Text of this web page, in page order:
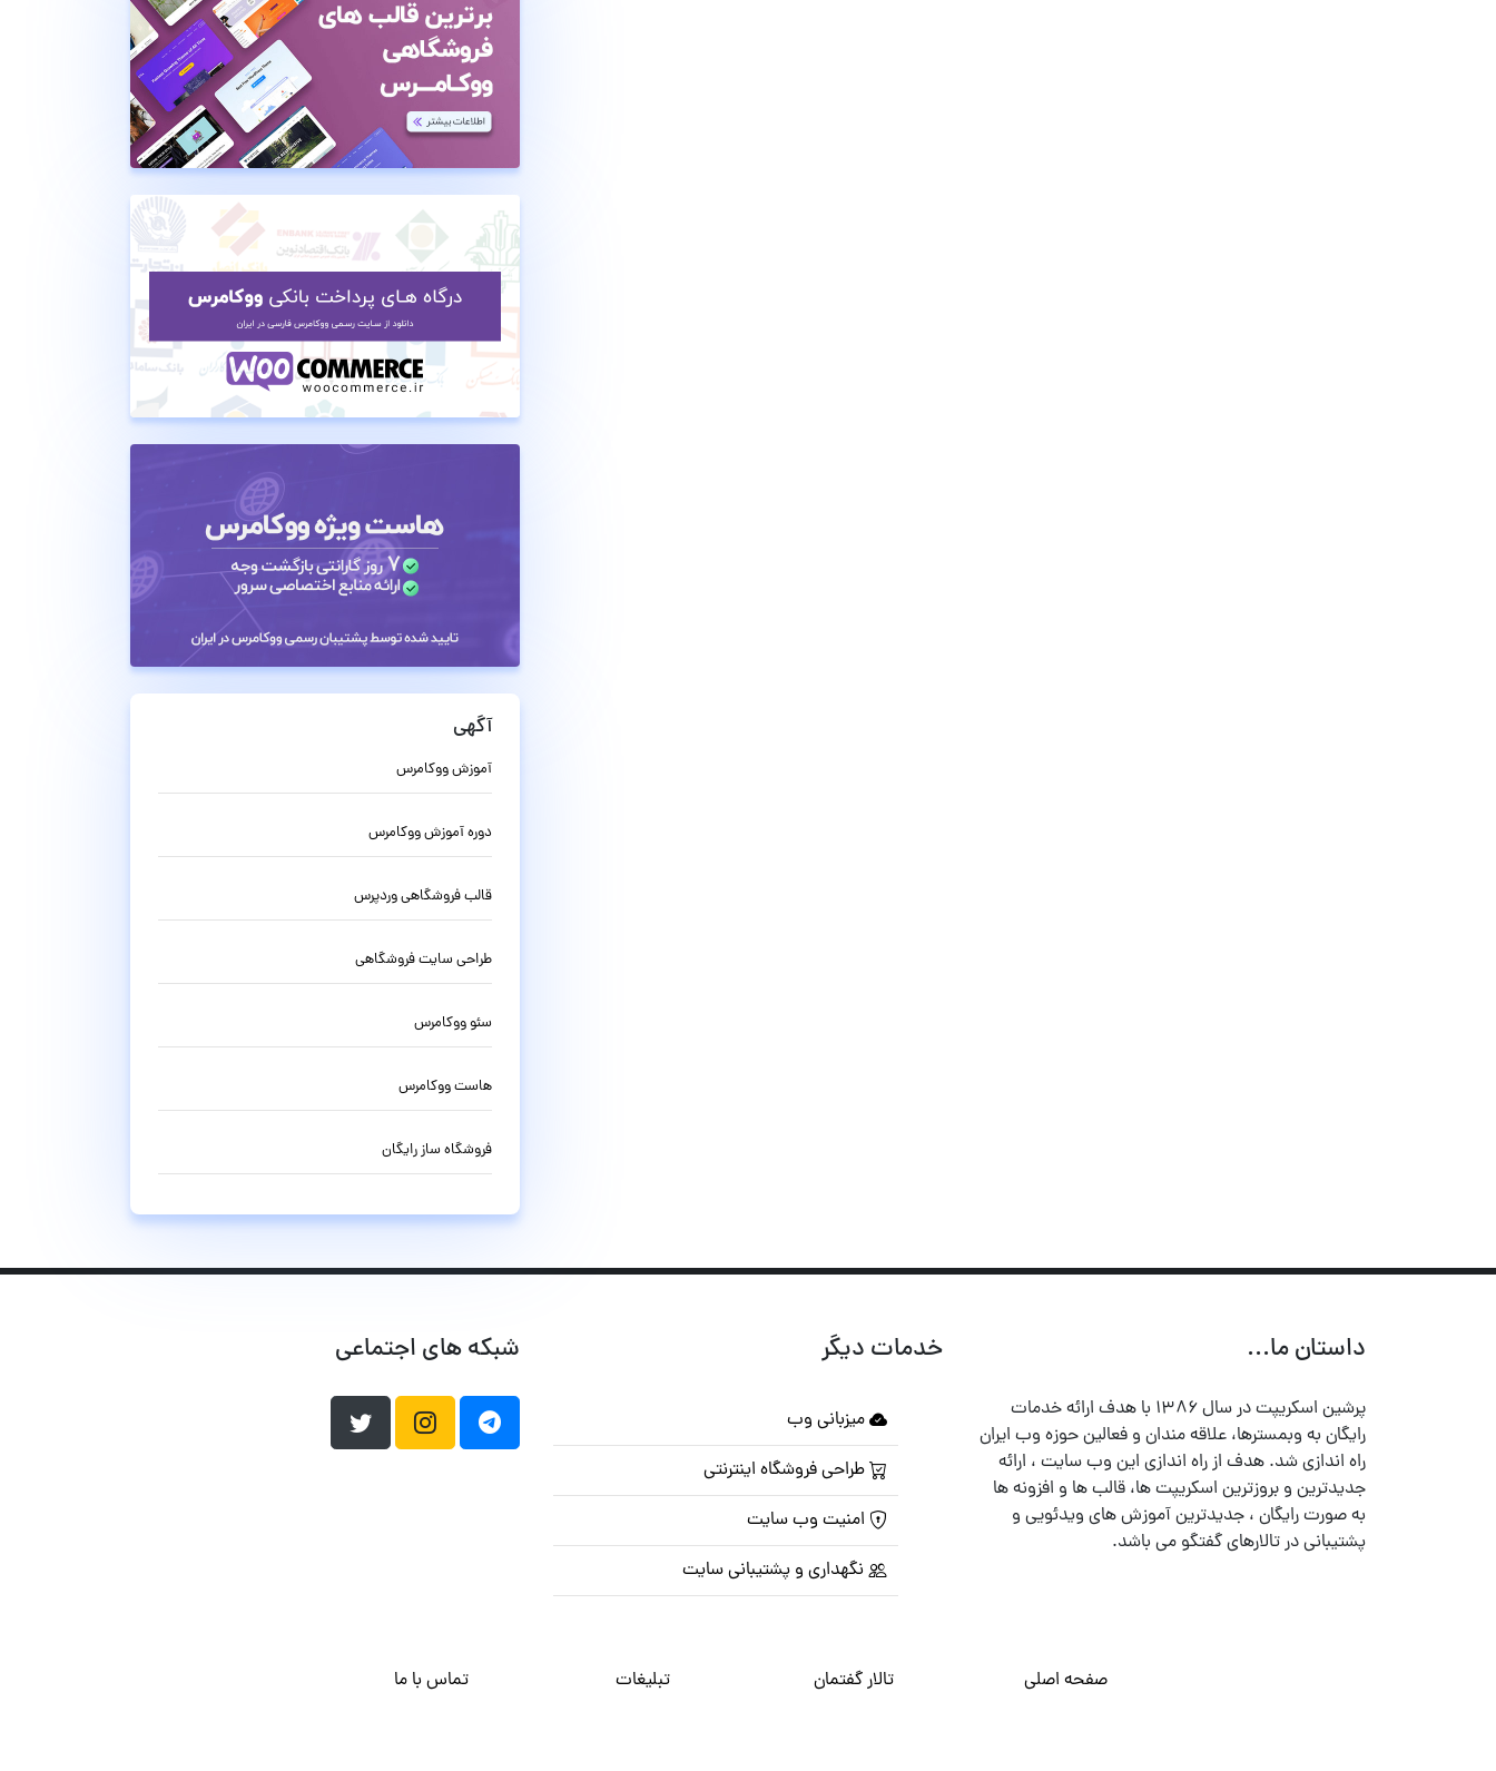
آگهی
آموزش ووکامرس
دوره آموزش ووکامرس
قالب فروشگاهی وردپرس
طراحی سایت فروشگاهی
سئو ووکامرس
هاست ووکامرس
فروشگاه ساز رایگان
داستان ما...
پرشین اسکریپت در سال ۱۳۸۶ با هدف ارائه خدمات
رایگان به وبمسترها، علاقه مندان و فعالین حوزه وب ایران
راه اندازی شد. هدف از راه اندازی این وب سایت ، ارائه
جدیدترین و بروزترین اسکریپت ها، قالب ها و افزونه ها
به صورت رایگان ، جدیدترین آموزش های ویدئویی و
پشتیبانی در تالارهای گفتگو می باشد.
خدمات دیگر
میزبانی وب
طراحی فروشگاه اینترنتی
امنیت وب سایت
نگهداری و پشتیبانی سایت
شبکه های اجتماعی
صفحه اصلی تالار گفتمان تبلیغات تماس با ما